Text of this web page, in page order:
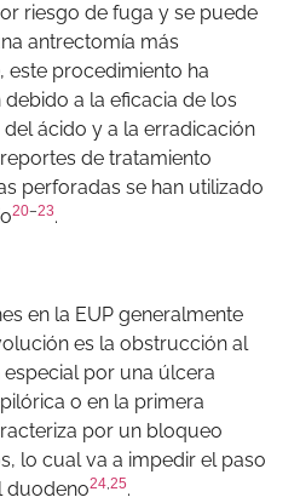
riesgo de fuga y se puede
antrectomía más
este procedimiento ha
a la eficacia de los
ácido y a la erradicación
de tratamiento
perforadas se han utilizado
20–23.
en la EUP generalmente
es la obstrucción al
por una úlcera
o en la primera
por un bloqueo
lo cual va a impedir el paso
duodeno24 25.